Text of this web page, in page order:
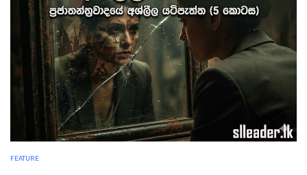
FEATURE